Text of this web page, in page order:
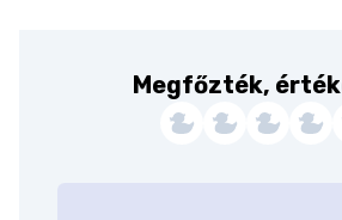
Megfőzték,